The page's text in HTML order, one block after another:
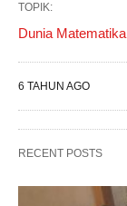
TOPIK:
Dunia Matematika
6 TAHUN AGO
RECENT POSTS